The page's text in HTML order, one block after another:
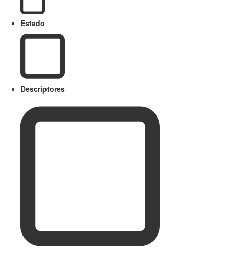
Estado
Descriptores